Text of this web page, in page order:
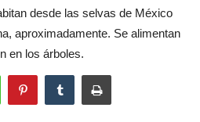
desde las selvas de México
aproximadamente. Se alimentan
en los árboles.